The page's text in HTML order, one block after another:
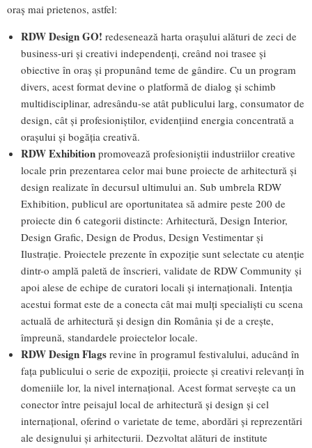
oraș mai prietenos, astfel:
RDW Design GO! redesenează harta orașului alături de zeci de
business-uri și creativi independenți, creând noi trasee și
obiective în oraș și propunând teme de gândire. Cu un program
divers, acest format devine o platformă de dialog și schimb
multidisciplinar, adresându-se atât publicului larg, consumator de
design, cât și profesioniștilor, evidențiind energia concentrată a
orașului și bogăția creativă.
RDW Exhibition promovează profesioniștii industriilor creative
locale prin prezentarea celor mai bune proiecte de arhitectură și
design realizate în decursul ultimului an. Sub umbrela RDW
Exhibition, publicul are oportunitatea să admire peste 200 de
proiecte din 6 categorii distincte: Arhitectură, Design Interior,
Design Grafic, Design de Produs, Design Vestimentar și
Ilustrație. Proiectele prezente în expoziție sunt selectate cu atenție
dintr-o amplă paletă de înscrieri, validate de RDW Community și
apoi alese de echipe de curatori locali și internaționali. Intenția
acestui format este de a conecta cât mai mulți specialiști cu scena
actuală de arhitectură și design din România și de a crește,
împreună, standardele proiectelor locale.
RDW Design Flags revine în programul festivalului, aducând în
fața publicului o serie de expoziții, proiecte și creativi relevanți în
domeniile lor, la nivel internațional. Acest format servește ca un
conector între peisajul local de arhitectură și design și cel
internațional, oferind o varietate de teme, abordări și reprezentări
ale designului și arhitecturii. Dezvoltat alături de institute